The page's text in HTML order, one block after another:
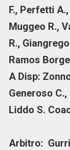
F., Perfetti
Muggeo R.,
R.,
Ramos
A Disp:
Generoso
Liddo S.
Arbitro: